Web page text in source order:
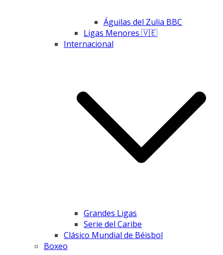
Águilas del Zulia BBC
Ligas Menores 🇻🇪
Internacional
Grandes Ligas
Serie del Caribe
Clásico Mundial de Béisbol
Boxeo